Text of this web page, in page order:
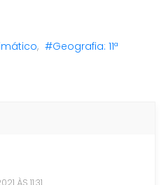
, #Geografia: 11ª
ÀS 11:31